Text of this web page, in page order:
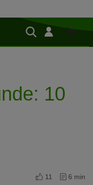
Butik
10
11 6 min